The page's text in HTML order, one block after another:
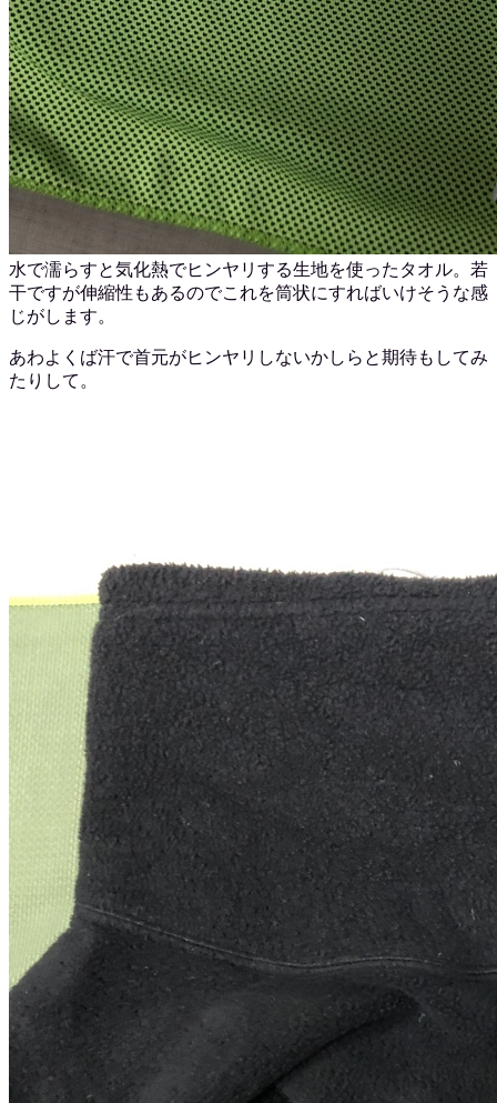
水で濡らすと気化熱でヒンヤリする生地を使ったタオル。若
干ですが伸縮性もあるのでこれを筒状にすればいけそうな感
じがします。
あわよくば汗で首元がヒンヤリしないかしらと期待もしてみ
たりして。